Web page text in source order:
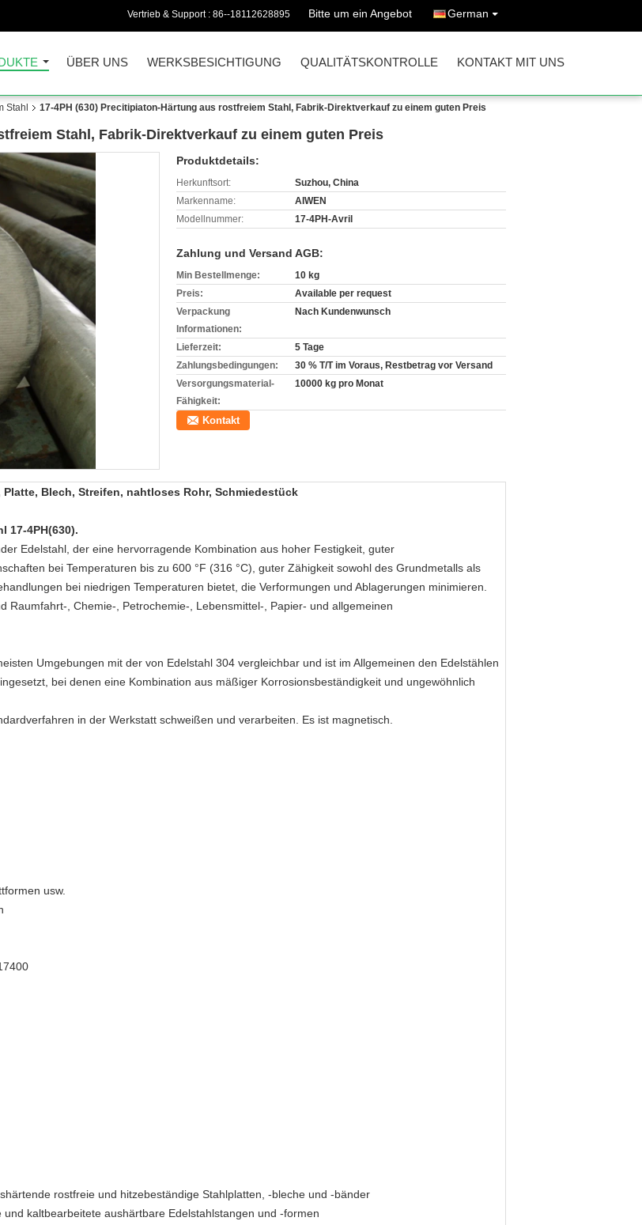
Vertrieb & Support : 86--18112628895 Bitte um ein Angebot German
ÜBER UNS WERKSBESICHTIGUNG QUALITÄTSKONTROLLE KONTAKT MIT UNS
Stahl 17-4PH (630) Precitipiaton-Härtung aus rostfreiem Stahl, Fabrik-Direktverkauf zu einem guten Preis
Stahl, Fabrik-Direktverkauf zu einem guten Preis
Produktdetails:
Herkunftsort:
Suzhou, China
Markenname:
AIWEN
Modellnummer:
17-4PH-Avril
Zahlung und Versand AGB:
Min Bestellmenge:
10 kg
Preis:
Available per request
Verpackung
Informationen:
Nach Kundenwunsch
Lieferzeit:
5 Tage
Zahlungsbedingungen:
30 % T/T im Voraus, Restbetrag vor Versand
Versorgungsmaterial-
Fähigkeit:
10000 kg pro Monat
Kontakt
Blech, Streifen, nahtloses Rohr, Schmiedestück
17-4PH(630).
Edelstahl, der eine hervorragende Kombination aus hoher Festigkeit, guter
bei Temperaturen bis zu 600 °F (316 °C), guter Zähigkeit sowohl des Grundmetalls als
bei niedrigen Temperaturen bietet, die Verformungen und Ablagerungen minimieren.
Raumfahrt-, Chemie-, Petrochemie-, Lebensmittel-, Papier- und allgemeinen
Umgebungen mit der von Edelstahl 304 vergleichbar und ist im Allgemeinen den Edelstählen
bei denen eine Kombination aus mäßiger Korrosionsbeständigkeit und ungewöhnlich
in der Werkstatt schweißen und verarbeiten. Es ist magnetisch.
usw.
rostfreie und hitzebeständige Stahlplatten, -bleche und -bänder
kaltbearbeitete aushärtbare Edelstahlstangen und -formen